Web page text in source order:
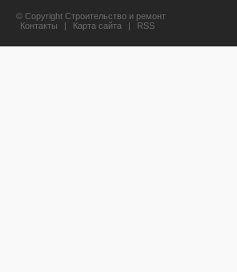
© Copyright Строительство и ремонт
Контакты
| Карта сайта | RSS